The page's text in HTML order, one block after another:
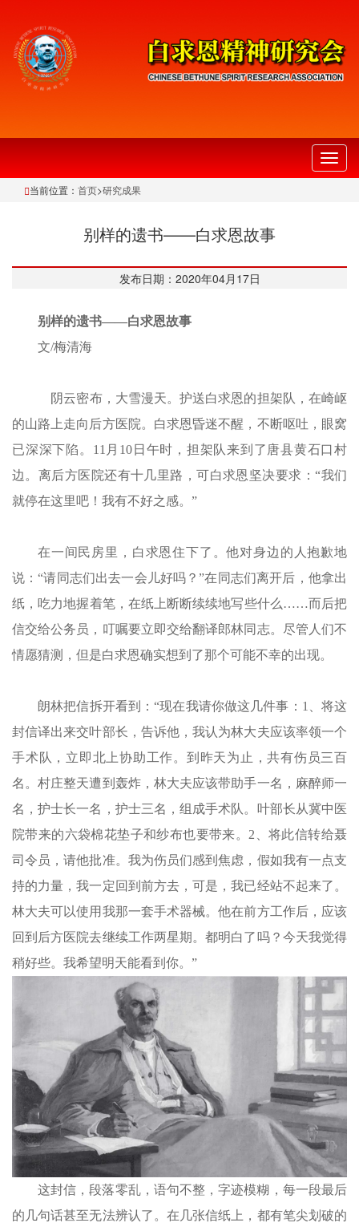
切
换
当前位置： 首页>研究成果
别样的遗书——白求恩故事
发布日期：2020年04月17日
别样的遗书——白求恩故事
文/梅清海
阴云密布，大雪漫天。护送白求恩的担架队，在崎岖
的山路上走向后方医院。白求恩昏迷不醒，不断呕吐，眼窝
已深深下陷。11月10日午时，担架队来到了唐县黄石口村
边。离后方医院还有十几里路，可白求恩坚决要求：“我们
就停在这里吧！我有不好之感。”
在一间民房里，白求恩住下了。他对身边的人抱歉地
说：“请同志们出去一会儿好吗？”在同志们离开后，他拿出
纸，吃力地握着笔，在纸上断断续续地写些什么……而后把
信交给公务员，叮嘱要立即交给翻译郎林同志。尽管人们不
情愿猜测，但是白求恩确实想到了那个可能不幸的出现。
朗林把信拆开看到：“现在我请你做这几件事：1、将这
封信译出来交叶部长，告诉他，我认为林大夫应该率领一个
手术队，立即北上协助工作。到昨天为止，共有伤员三百
名。村庄整天遭到轰炸，林大夫应该带助手一名，麻醉师一
名，护士长一名，护士三名，组成手术队。叶部长从冀中医
院带来的六袋棉花垫子和纱布也要带来。2、将此信转给聂
司令员，请他批准。我为伤员们感到焦虑，假如我有一点支
持的力量，我一定回到前方去，可是，我已经站不起来了。
林大夫可以使用我那一套手术器械。他在前方工作后，应该
回到后方医院去继续工作两星期。都明白了吗？今天我觉得
稍好些。我希望明天能看到你。”
这封信，段落零乱，语句不整，字迹模糊，每一段最后
的几句话甚至无法辨认了。在几张信纸上，都有笔尖划破的